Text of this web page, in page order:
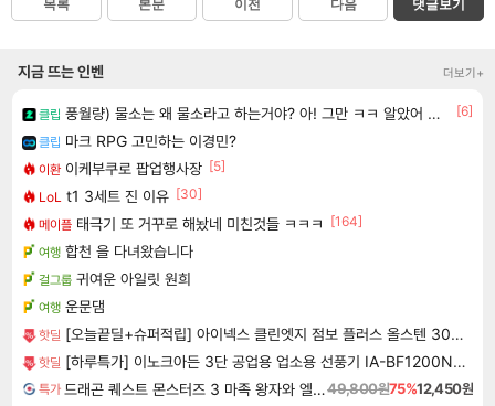
목록 본문 이전 다음 댓글보기
지금 뜨는 인벤 더보기+
클립 풍월량) 물소는 왜 물소라고 하는거야? 아! 그만 ㅋㅋ 알았어 ㅋㅋ
[6]
클립 마크 RPG 고민하는 이경민?
이환 이케부쿠로 팝업행사장 [5]
LoL t1 3세트 진 이유 [30]
메이플 태극기 또 거꾸로 해놨네 미친것들 ㅋㅋㅋ
[164]
여행 합천 을 다녀왔습니다
걸그룹 귀여운 아일릿 원희
여행 운문댐
핫딜 [오늘끝딜+슈퍼적립] 아이넥스 클린엣지 점보 플러스 올스텐 304 2단 대형 식기건조대 주방 설거지 건조대
핫딜 [하루특가] 이노크아든 3단 공업용 업소용 선풍기 IA-BF1200N, 1개
특가 드래곤 퀘스트 몬스터즈 3 마족 왕자와 엘프의 여행 Dragon Quest Monsters The Dark Prince49,800원75%12,450원